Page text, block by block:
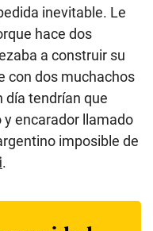
inevitable. Le
hace dos
a construir su
con dos muchachos
día tendrían que
encarador llamado
imposible de
.